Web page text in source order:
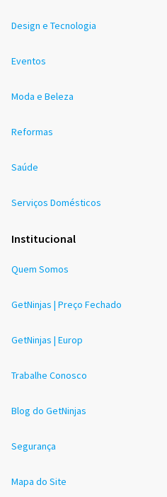
Design e Tecnologia
Eventos
Moda e Beleza
Reformas
Saúde
Serviços Domésticos
Institucional
Quem Somos
GetNinjas | Preço Fechado
GetNinjas | Europ
Trabalhe Conosco
Blog do GetNinjas
Segurança
Mapa do Site